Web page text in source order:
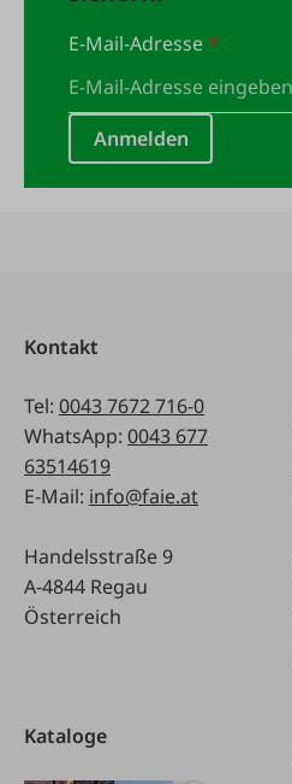
E-Mail-Adresse*
Anmelden
Kontakt
Tel: 0043 7672 716-0
WhatsApp: 0043 677
63514619
E-Mail: info@faie.at
Handelsstraße 9
A-4844 Regau
Österreich
Kataloge